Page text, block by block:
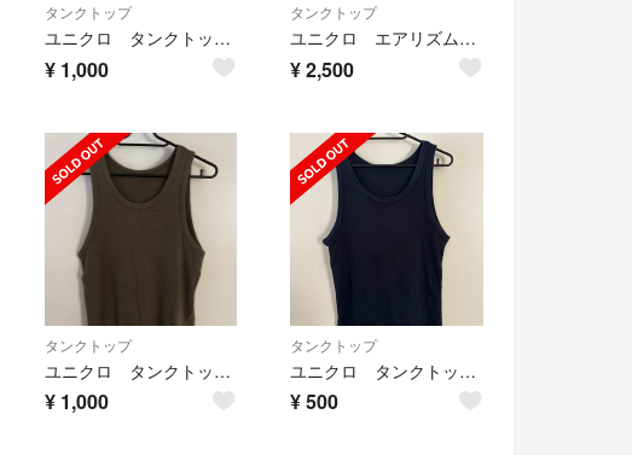
タンクトップ
ユニクロ タンクトップ XL
¥ 1,000
タンクトップ
ユニクロ エアリズムデオドラントメッシュタンクトップ ブラック M 4枚セット
¥2,500
タンクトップ
ユニクロ タンクトップ メンズ
¥ 1,000
タンクトップ
ユニクロ タンクトップ メンズ
¥500